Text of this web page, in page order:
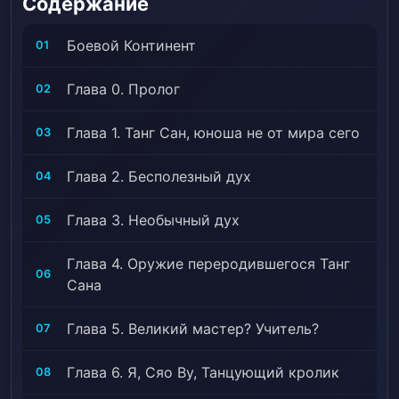
01 Боевой Континент
02 Глава 0. Пролог
03 Глава 1. Танг Сан, юноша не от мира сего
04 Глава 2. Бесполезный дух
05 Глава 3. Необычный дух
06
Глава 4. Оружие переродившегося Танг
Сана
07 Глава 5. Великий мастер? Учитель?
08 Глава 6. Я, Сяо Ву, Танцующий кролик